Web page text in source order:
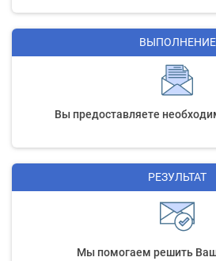
ВЫПОЛНЕНИЕ
Вы предоставляете
РЕЗУЛЬТАТ
Мы помогаем решить